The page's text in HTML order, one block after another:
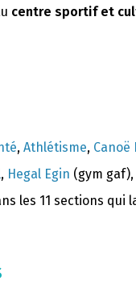
centre sportif et
, Athlétisme, Canoë
, Hegal Egin (gym gaf),
les 11 sections qui